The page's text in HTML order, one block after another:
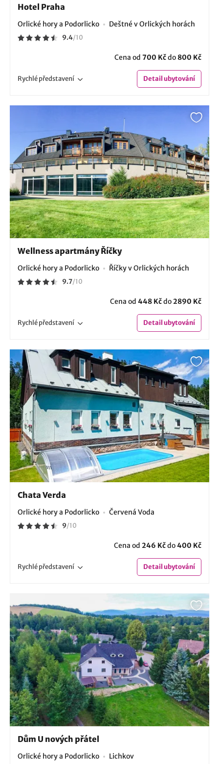
Hotel Praha
Orlické hory a Podorlicko Deštné v Orlických horách
9.4/10
Cena od 700 Kčdo 800 Kč
Rychlépředstavení Detailubytování
Wellness apartmány Říčky
Orlické hory a Podorlicko Říčky v Orlických horách
9.7/10
Cena od 448 Kčdo2890 Kč
Rychlépředstavení Detailubytování
Chata Verda
Orlické hory a Podorlicko Červená Voda
9/10
Cena od 246 Kčdo400 Kč
Rychlépředstavení Detailubytování
Dům U nových přátel
Orlické hory a Podorlicko Lichkov